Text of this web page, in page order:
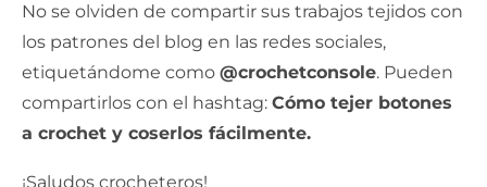
No se olviden de compartir sus trabajos tejidos con
los patrones del blog en las redes sociales,
etiquetándome como @crochetconsole. Pueden
compartirlos con el hashtag: Cómo tejer botones
a crochet y coserlos fácilmente.
¡Saludos crocheteros!